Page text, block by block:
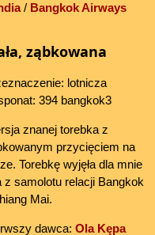
/ Bangkok Airways
ząbkowana
lotnicza
394 bangkok3
znanej torebka z
przycięciem na
Torebkę wyjęła dla mnie
z samolotu relacji Bangkok
Mai.
dawca: Ola Kępa